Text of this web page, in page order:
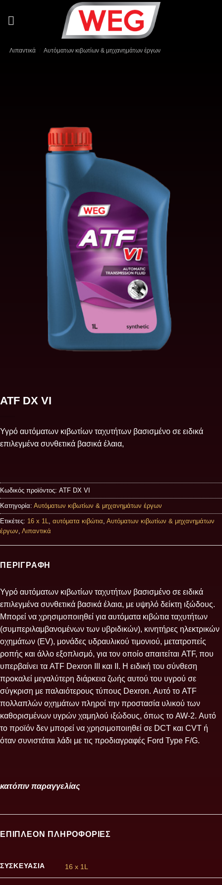
στο
Λιπαντικά Αυτόματων κιβωτίων & μηχανημάτων έργων
ATF DX VI
Υγρό αυτόματων κιβωτίων ταχυτήτων βασισμένο σε ειδικά
επιλεγμένα συνθετικά βασικά έλαια,
Κωδικός προϊόντος: ATF DX VI
Κατηγορία: Αυτόματων κιβωτίων & μηχανημάτων έργων
Ετικέτες: 16 x 1L, αυτόματα κιβώτια, Αυτόματων κιβωτίων & μηχανημάτων
έργων, Λιπαντικά
ΠΕΡΙΓΡΑΦΉ
Υγρό αυτόματων κιβωτίων ταχυτήτων βασισμένο σε ειδικά
επιλεγμένα συνθετικά βασικά έλαια, με υψηλό δείκτη ιξώδους.
Μπορεί να χρησιμοποιηθεί για αυτόματα κιβώτια ταχυτήτων
(συμπεριλαμβανομένων των υβριδικών), κινητήρες ηλεκτρικών
οχημάτων (EV), μονάδες υδραυλικού τιμονιού, μετατροπείς
ροπής και άλλο εξοπλισμό, για τον οποίο απαιτείται ATF, που
υπερβαίνει τα ATF Dexron III και II. Η ειδική του σύνθεση
προκαλεί μεγαλύτερη διάρκεια ζωής αυτού του υγρού σε
σύγκριση με παλαιότερους τύπους Dexron. Αυτό το ATF
πολλαπλών οχημάτων πληροί την προστασία υλικού των
καθορισμένων υγρών χαμηλού ιξώδους, όπως το AW-2. Αυτό
το προϊόν δεν μπορεί να χρησιμοποιηθεί σε DCT και CVT ή
όταν συνιστάται λάδι με τις προδιαγραφές Ford Type F/G.
κατόπιν παραγγελίας
ΕΠΙΠΛΈΟΝ ΠΛΗΡΟΦΟΡΊΕΣ
ΣΥΣΚΕΥΑΣΊΑ 16 x 1L